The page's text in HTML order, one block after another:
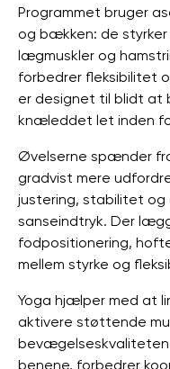
Programmet bruger
og bækken: de
lægmuskler og
forbedrer fleksibilitet
er designet til blidt at
knæleddet let inden
Øvelserne spænder
gradvist mere
justering, stabilitet
sanseindtryk. Der
fodpositionering,
mellem styrke og
Yoga hjælper med at
aktivere støttende
benene, forbedrer